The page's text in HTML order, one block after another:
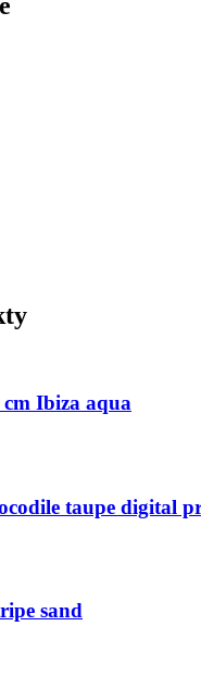
Ibiza aqua
taupe digital
sand